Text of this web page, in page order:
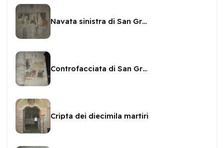
Navata sinistra di San Gregorio affreschi
Controfacciata di San Gregorio - affreschi
Cripta dei diecimila martiri